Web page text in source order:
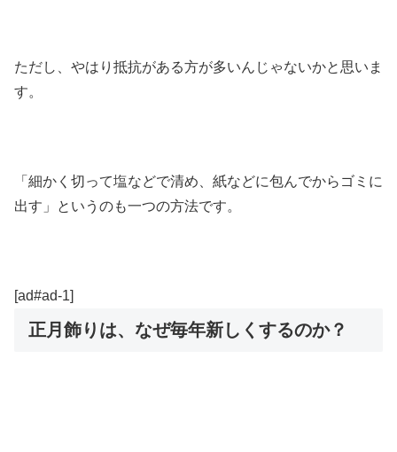
ただし、やはり抵抗がある方が多いんじゃないかと思いま
す。
「細かく切って塩などで清め、紙などに包んでからゴミに
出す」というのも一つの方法です。
[ad#ad-1]
正月飾りは、なぜ毎年新しくするのか？